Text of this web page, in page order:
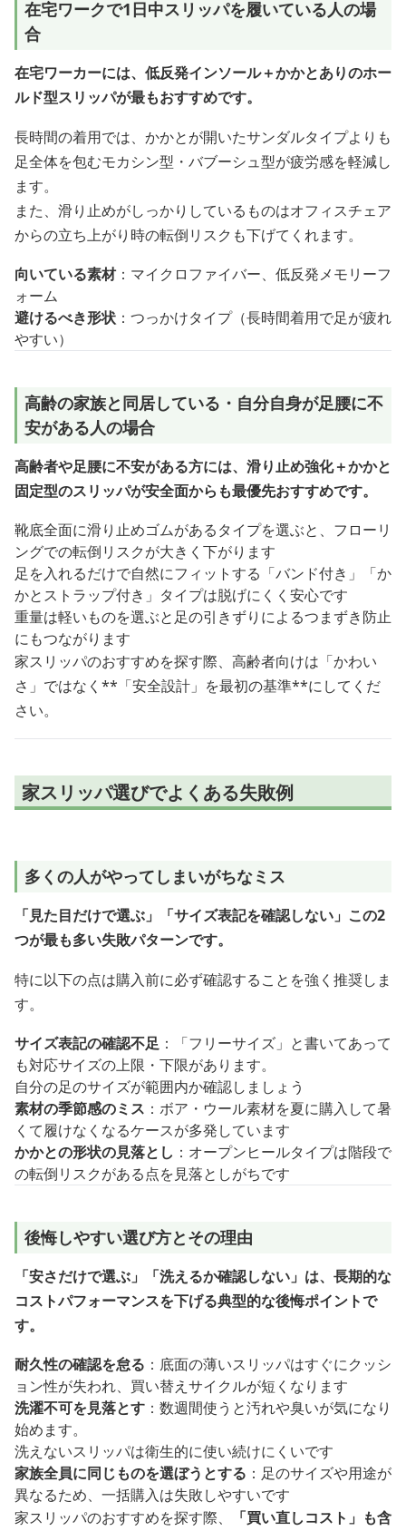
在宅ワークで1日中スリッパを履いている人の場
合
在宅ワーカーには、低反発インソール＋かかとありのホー
ルド型スリッパが最もおすすめです。
長時間の着用では、かかとが開いたサンダルタイプよりも
足全体を包むモカシン型・バブーシュ型が疲労感を軽減し
ます。
また、滑り止めがしっかりしているものはオフィスチェア
からの立ち上がり時の転倒リスクも下げてくれます。
向いている素材：マイクロファイバー、低反発メモリーフ
ォーム
避けるべき形状 ：つっかけタイプ（長時間着用で足が疲れ
やすい）
高齢の家族と同居している・自分自身が足腰に不
安がある人の場合
高齢者や足腰に不安がある方には、滑り止め強化＋かかと
固定型のスリッパが安全面からも最優先おすすめです。
靴底全面に滑り止めゴムがあるタイプを選ぶと、フローリ
ングでの転倒リスクが大きく下がります
足を入れるだけで自然にフィットする「バンド付き」「か
かとストラップ付き」タイプは脱げにくく安心です
重量は軽いものを選ぶと足の引きずりによるつまずき防止
にもつながります
家スリッパのおすすめを探す際、高齢者向けは「かわい
さ」ではなく**「安全設計」を最初の基準**にしてくだ
さい。
家スリッパ選びでよくある失敗例
多くの人がやってしまいがちなミス
「見た目だけで選ぶ」「サイズ表記を確認しない」この2
つが最も多い失敗パターンです。
特に以下の点は購入前に必ず確認することを強く推奨しま
す。
サイズ表記の確認不足 ：「フリーサイズ」と書いてあって
も対応サイズの上限・下限があります。
自分の足のサイズが範囲内か確認しましょう
素材の季節感のミス ：ボア・ウール素材を夏に購入して暑
くて履けなくなるケースが多発しています
かかとの形状の見落とし ：オープンヒールタイプは階段で
の転倒リスクがある点を見落としがちです
後悔しやすい選び方とその理由
「安さだけで選ぶ」「洗えるか確認しない」は、長期的な
コストパフォーマンスを下げる典型的な後悔ポイントで
す。
耐久性の確認を怠る ：底面の薄いスリッパはすぐにクッシ
ョン性が失われ、買い替えサイクルが短くなります
洗濯不可を見落とす ：数週間使うと汚れや臭いが気になり
始めます。
洗えないスリッパは衛生的に使い続けにくいです
家族全員に同じものを選ぼうとする ：足のサイズや用途が
異なるため、一括購入は失敗しやすいです
家スリッパのおすすめを探す際、
「買い直しコスト」も含